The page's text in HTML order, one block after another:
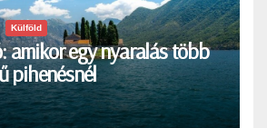
Külföld
amikor egy nyaralás több
pihenésnél